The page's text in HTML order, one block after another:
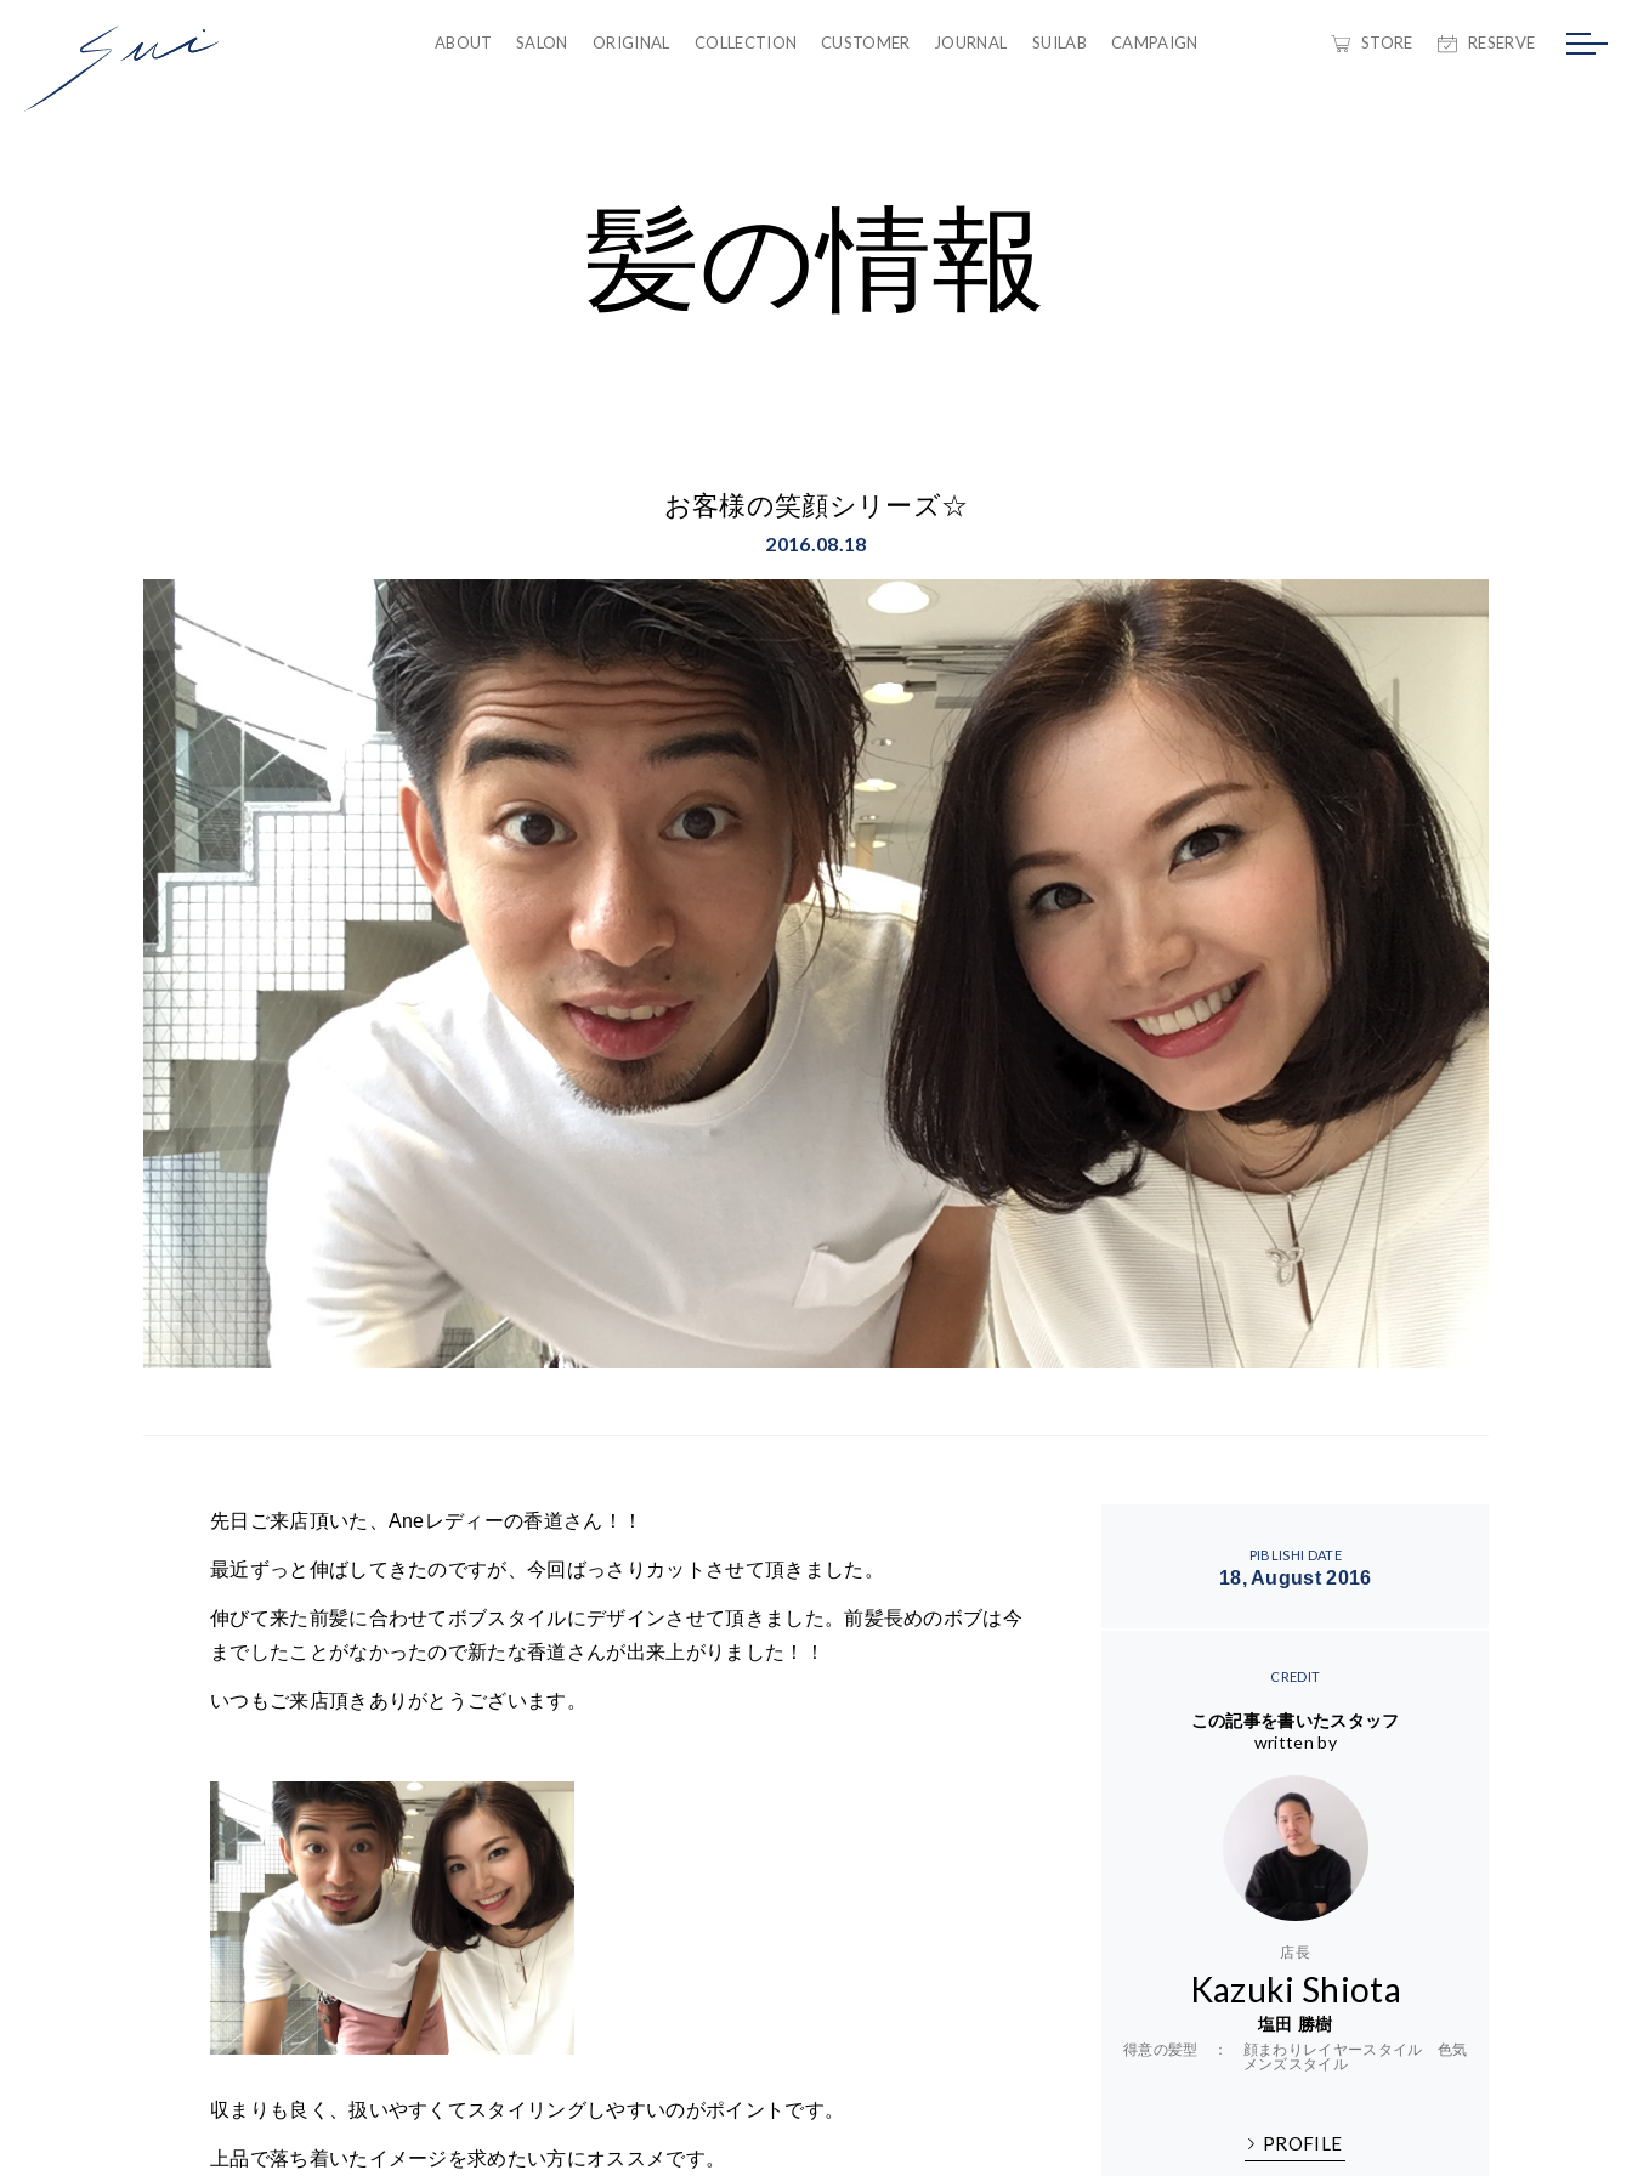
ABOUT SALON ORIGINAL COLLECTION CUSTOMER JOURNAL SUILAB CAMPAIGN STORE RESERVE
髪の情報
お客様の笑顔シリーズ☆
2016.08.18
先日ご来店頂いた、Aneレディーの香道さん！！
最近ずっと伸ばしてきたのですが、今回ばっさりカットさせて頂きました。
伸びて来た前髪に合わせてボブスタイルにデザインさせて頂きました。前髪長めのボブは今
までしたことがなかったので新たな香道さんが出来上がりました！！
いつもご来店頂きありがとうございます。
収まりも良く、扱いやすくてスタイリングしやすいのがポイントです。
上品で落ち着いたイメージを求めたい方にオススメです。
PIBLISHI DATE
18, August 2016
CREDIT
この記事を書いたスタッフ
written by
店長
Kazuki Shiota
塩田 勝樹
得意の髪型 ： 顔まわりレイヤースタイル 色気
メンズスタイル
PROFILE